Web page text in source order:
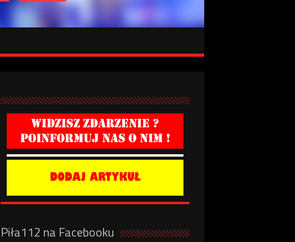
Piła112 na Facebooku